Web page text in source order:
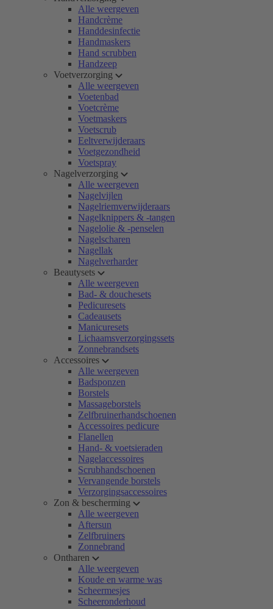
Alle weergeven
Handcrème
Handdesinfectie
Handmaskers
Hand scrubben
Handzeep
Voetverzorging
Alle weergeven
Voetenbad
Voetcrème
Voetmaskers
Voetscrub
Eeltverwijderaars
Voetgezondheid
Voetspray
Nagelverzorging
Alle weergeven
Nagelvijlen
Nagelriemverwijderaars
Nagelknippers & -tangen
Nagelolie & -penselen
Nagelscharen
Nagellak
Nagelverharder
Beautysets
Alle weergeven
Bad- & douchesets
Pedicuresets
Cadeausets
Manicuresets
Lichaamsverzorgingssets
Zonnebrandsets
Accessoires
Alle weergeven
Badsponzen
Borstels
Massageborstels
Zelfbruinerhandschoenen
Accessoires pedicure
Flanellen
Hand- & voetsieraden
Nagelaccessoires
Scrubhandschoenen
Vervangende borstels
Verzorgingsaccessoires
Zon & bescherming
Alle weergeven
Aftersun
Zelfbruiners
Zonnebrand
Ontharen
Alle weergeven
Koude en warme was
Scheermesjes
Scheeronderhoud